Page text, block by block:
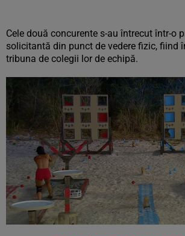
Cele două concurente s-au întrecut într-o
solicitantă din punct de vedere fizic, fiind
tribuna de colegii lor de echipă.